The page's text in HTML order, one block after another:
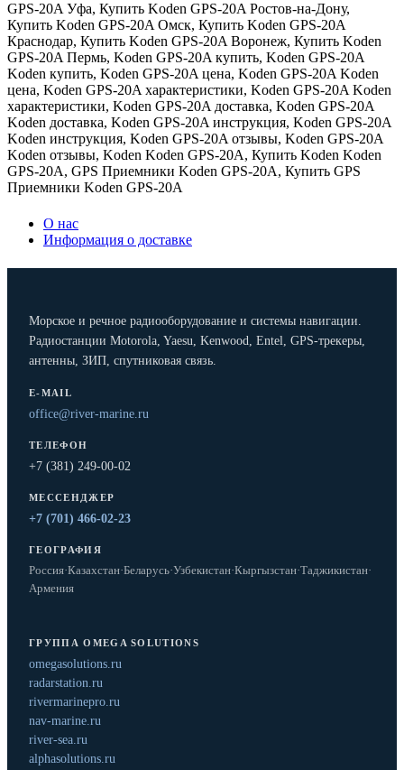
GPS-20A Уфа, Купить Koden GPS-20A Ростов-на-Дону,
Купить Koden GPS-20A Омск, Купить Koden GPS-20A
Краснодар, Купить Koden GPS-20A Воронеж, Купить Koden
GPS-20A Пермь, Koden GPS-20A купить, Koden GPS-20A
Koden купить, Koden GPS-20A цена, Koden GPS-20A Koden
цена, Koden GPS-20A характеристики, Koden GPS-20A Koden
характеристики, Koden GPS-20A доставка, Koden GPS-20A
Koden доставка, Koden GPS-20A инструкция, Koden GPS-20A
Koden инструкция, Koden GPS-20A отзывы, Koden GPS-20A
Koden отзывы, Koden Koden GPS-20A, Купить Koden Koden
GPS-20A, GPS Приемники Koden GPS-20A, Купить GPS
Приемники Koden GPS-20A
О нас
Информация о доставке
Морское и речное радиооборудование и системы навигации.
Радиостанции Motorola, Yaesu, Kenwood, Entel, GPS-трекеры,
антенны, ЗИП, спутниковая связь.
E-MAIL
office@river-marine.ru
ТЕЛЕФОН
+7 (381) 249-00-02
МЕССЕНДЖЕР
+7 (701) 466-02-23
ГЕОГРАФИЯ
Россия·Казахстан·Беларусь·Узбекистан·Кыргызстан·Таджикистан·
Армения
ГРУППА OMEGA SOLUTIONS
omegasolutions.ru
radarstation.ru
rivermarinepro.ru
nav-marine.ru
river-sea.ru
alphasolutions.ru